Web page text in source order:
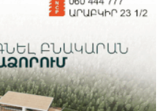
և առաջնային
բոլորի երազած ուժեղ